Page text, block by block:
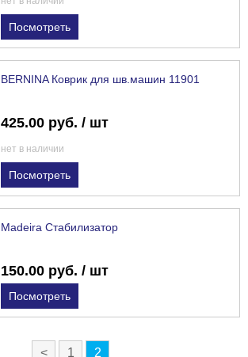
Посмотреть
BERNINA Коврик для шв.машин 11901
425.00 руб. / шт
нет в наличии
Посмотреть
Madeira Стабилизатор
150.00 руб. / шт
Посмотреть
< 1 2